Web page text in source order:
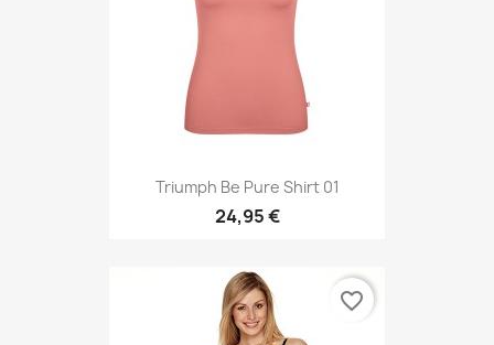
Triumph Be Pure Shirt 01
24,95 €
favorite_border